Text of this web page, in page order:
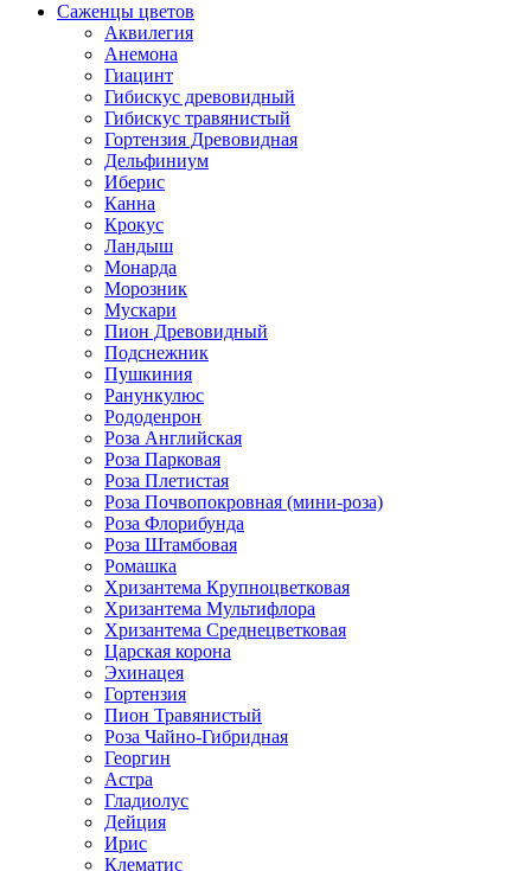
Саженцы цветов
Аквилегия
Анемона
Гиацинт
Гибискус древовидный
Гибискус травянистый
Гортензия Древовидная
Дельфиниум
Иберис
Канна
Крокус
Ландыш
Монарда
Морозник
Мускари
Пион Древовидный
Подснежник
Пушкиния
Ранункулюс
Рододенрон
Роза Английская
Роза Парковая
Роза Плетистая
Роза Почвопокровная (мини-роза)
Роза Флорибунда
Роза Штамбовая
Ромашка
Хризантема Крупноцветковая
Хризантема Мультифлора
Хризантема Среднецветковая
Царская корона
Эхинацея
Гортензия
Пион Травянистый
Роза Чайно-Гибридная
Георгин
Астра
Гладиолус
Дейция
Ирис
Клематис